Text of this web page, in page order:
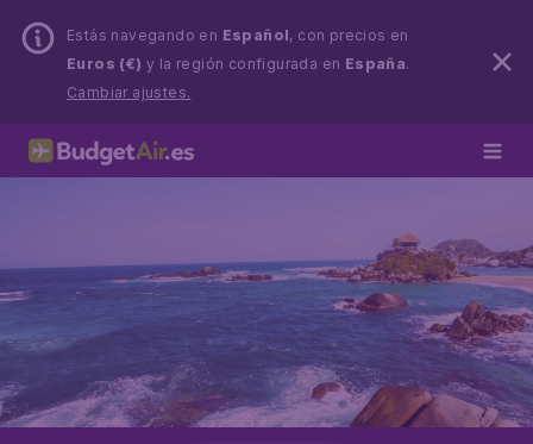
Estás navegando en Español, con precios en
Euros (€) y la región configurada en España.
Cambiar ajustes.